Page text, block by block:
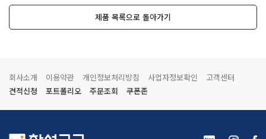
제품 목록으로 돌아가기
회사소개 이용약관 개인정보처리방침 사업자정보확인
고객센터
견적신청
포트폴리오 주문조회 쿠폰존